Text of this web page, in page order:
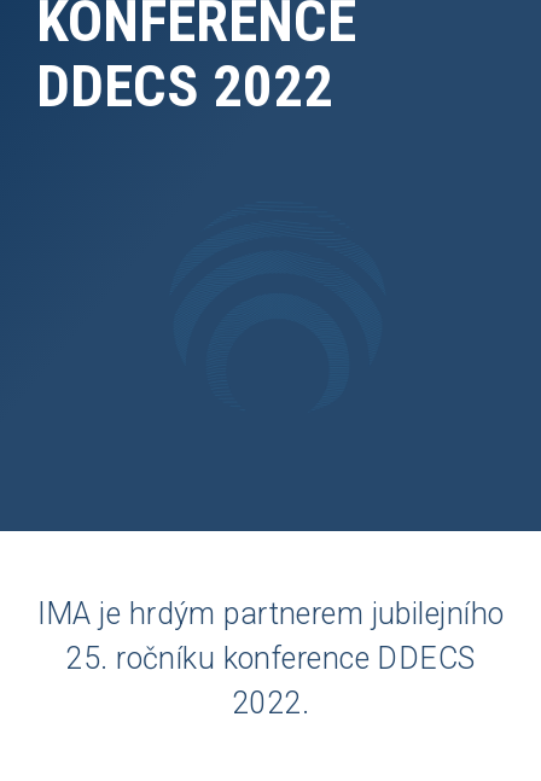
KONFERENCE
DDECS 2022
IMA je hrdým partnerem jubilejního
25. ročníku konference DDECS
2022.